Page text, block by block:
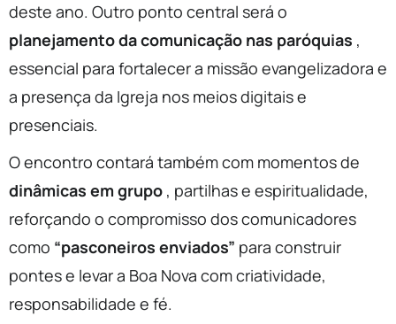
deste ano. Outro ponto central será o
planejamento da comunicação nas paróquias ,
essencial para fortalecer a missão evangelizadora e
a presença da Igreja nos meios digitais e
presenciais.
O encontro contará também com momentos de
dinâmicas em grupo , partilhas e espiritualidade,
reforçando o compromisso dos comunicadores
como “pasconeiros enviados” para construir
pontes e levar a Boa Nova com criatividade,
responsabilidade e fé.